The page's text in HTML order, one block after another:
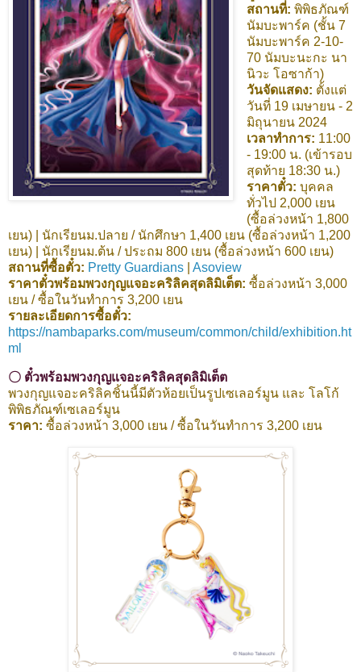
สถานที่: พิพิธภัณฑ์
นัมบะพาร์ค (ชั้น 7
นัมบะพาร์ค 2-10-
70 นัมบะนะกะ นา
นิวะ โอซาก้า)
วันจัดแสดง: ตั้งแต่
วันที่ 19 เมษายน - 2
มิถุนายน 2024
เวลาทำการ: 11:00
- 19:00 น. (เข้ารอบ
สุดท้าย 18:30 น.)
ราคาตั๋ว: บุคคล
ทั่วไป 2,000 เยน
(ซื้อล่วงหน้า 1,800
เยน) | นักเรียนม.ปลาย / นักศึกษา 1,400 เยน (ซื้อล่วงหน้า 1,200
เยน) | นักเรียนม.ต้น / ประถม 800 เยน (ซื้อล่วงหน้า 600 เยน)
สถานที่ซื้อตั๋ว: Pretty Guardians
Asoview
ราคาตั๋วพร้อมพวงกุญแจอะคริลิคสุดลิมิเต็ต: ซื้อล่วงหน้า 3,000
เยน / ซื้อในวันทำการ 3,200 เยน
รายละเอียดการซื้อตั๋ว:
https://nambaparks.com/museum/common/child/exhibition.ht
ml
〇 ตั๋วพร้อมพวงกุญแจอะคริลิคสุดลิมิเต็ต
พวงกุญแจอะคริลิคชิ้นนี้มีตัวห้อยเป็นรูปเซเลอร์มูน และ โลโก้
พิพิธภัณฑ์เซเลอร์มูน
ราคา: ซื้อล่วงหน้า 3,000 เยน / ซื้อในวันทำการ 3,200 เยน